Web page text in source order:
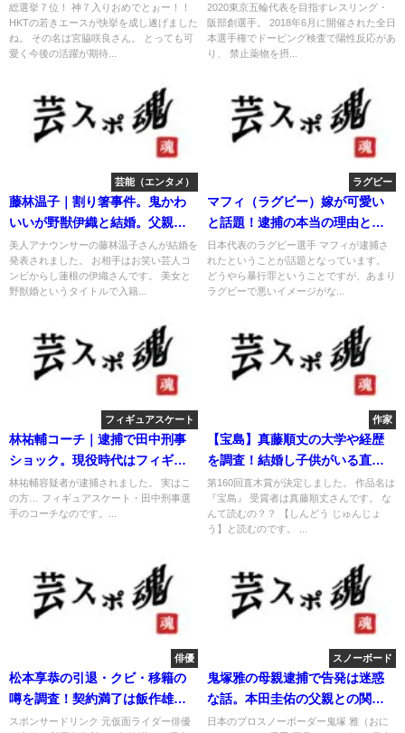
齢に驚愕！
総選挙７位！ 神７入りおめでとぉー！！
HKTの若きエースが快挙を成し遂げました
ね。 その名は宮脇咲良さん。 とっても可
愛く今後の活躍が期待...
薬会社を提訴
2020東京五輪代表を目指すレスリング・
阪部創選手。 2018年6月に開催された全日
本選手権でドーピング検査で陽性反応があ
り、 禁止薬物を摂...
芸能（エンタメ）
藤林温子｜割り箸事件。鬼かわ
いいが野獣伊織と結婚。父親は
医者
美人アナウンサーの藤林温子さんが結婚を
発表されました。 お相手はお笑い芸人コ
ンビからし蓮根の伊織さんです。 美女と
野獣婚というタイトルで入籍...
ラグビー
マフィ（ラグビー）嫁が可愛い
と話題！逮捕の本当の理由と
は？
日本代表のラグビー選手 マフィが逮捕さ
れたということが話題となっています。
どうやら暴行罪ということですが、あまり
ラグビーで悪いイメージがな...
フィギュアスケート
林祐輔コーチ｜逮捕で田中刑事
ショック。現役時代はフィギュ
ア選手だった
林祐輔容疑者が逮捕されました。 実はこ
の方… フィギュアスケート・田中刑事選
手のコーチなのです。...
作家
【宝島】真藤順丈の大学や経歴
を調査！結婚し子供がいる直木
賞作家！
第160回直木賞が決定しました。 作品名は
『宝島』 受賞者は真藤順丈さんです。 な
んて読むの？？ 【しんどう じゅんじょ
う】と読むのです。 ...
俳優
松本享恭の引退・クビ・移籍の
噂を調査！契約満了は飯作雄太
郎も！
スポンサードリンク 元仮面ライダー俳優
スノーボード
鬼塚雅の母親逮捕で告発は迷惑
な話。本田圭佑の父親との関係
は？
日本のプロスノーボーダー鬼塚 雅（おに